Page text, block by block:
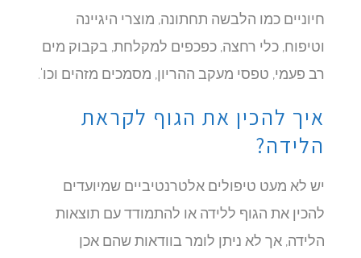
חיוניים כמו הלבשה תחתונה, מוצרי היגיינה
וטיפוח, כלי רחצה, כפכפים למקלחת, בקבוק מים
רב פעמי, טפסי מעקב ההריון, מסמכים מזהים וכו'.
איך להכין את הגוף לקראת
הלידה?
יש לא מעט טיפולים אלטרנטיביים שמיועדים
להכין את הגוף ללידה או להתמודד עם תוצאות
הלידה, אך לא ניתן לומר בוודאות שהם אכן